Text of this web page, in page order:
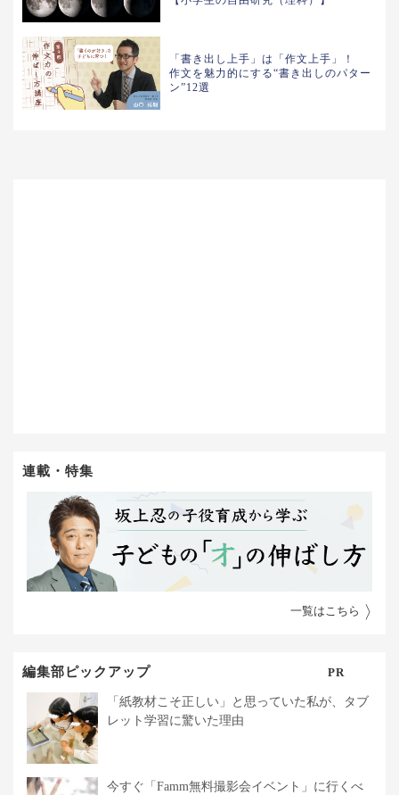
「書き出し上手」は「作文上手」！
作文を魅力的にする“書き出しのパター
ン”12選
連載・特集
一覧はこちら
編集部ピックアップ PR
「紙教材こそ正しい」と思っていた私が、タブ
レット学習に驚いた理由
今すぐ「Famm無料撮影会イベント」に行くべ